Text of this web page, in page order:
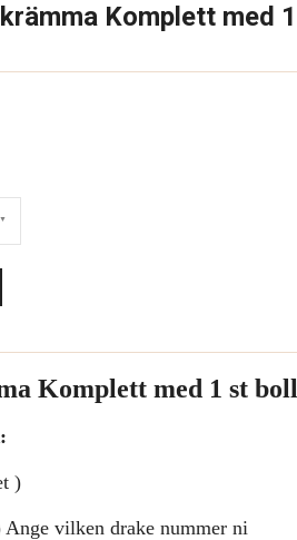
Komplett med 1
Komplett med 1 st boll
)
vilken drake nummer ni